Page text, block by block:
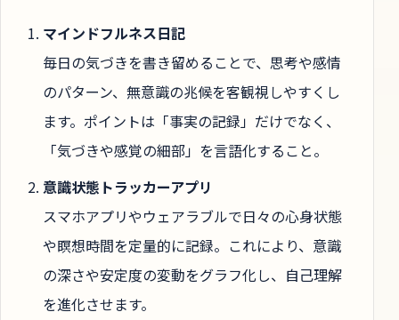
マインドフルネス日記
毎日の気づきを書き留めることで、思考や感情
のパターン、無意識の兆候を客観視しやすくし
ます。ポイントは「事実の記録」だけでなく、
「気づきや感覚の細部」を言語化すること。
意識状態トラッカーアプリ
スマホアプリやウェアラブルで日々の心身状態
や瞑想時間を定量的に記録。これにより、意識
の深さや安定度の変動をグラフ化し、自己理解
を進化させます。